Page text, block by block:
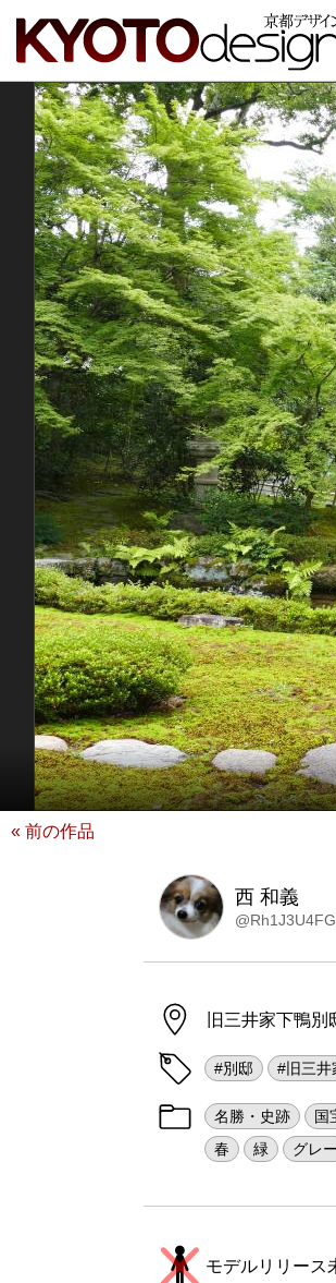
« 前の作品
西 和義
旧三井家下鴨別
#別邸 #旧三井
名勝・史跡 国
春
緑 グレー
モデルリリース